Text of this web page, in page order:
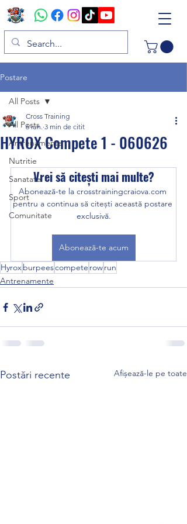
Postare
All Posts
Antrenamente
Nutritie
Sanatate
Sport
Comunitate
All Posts
HYROX Compete 1 - 060626
Cross Training
6 iun. 3 min de citit
Vrei să citești mai multe?
Abonează-te la crosstrainingcraiova.com
pentru a continua să citești această postare
exclusivă.
Abonează-te acum
Hyroxburpeescompete rowrun
Antrenamente
Postări recente Afișează-le pe toate